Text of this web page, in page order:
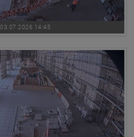
03.07.2026 14:45